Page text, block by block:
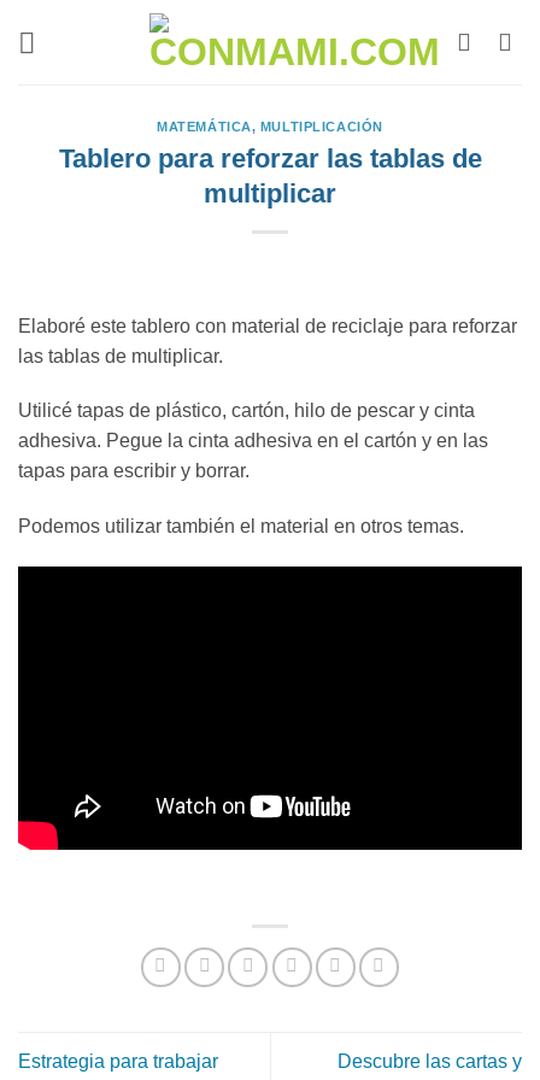
MATEMÁTICA, MULTIPLICACIÓN
Tablero para reforzar las tablas de
multiplicar
Elaboré este tablero con material de reciclaje para reforzar
las tablas de multiplicar.
Utilicé tapas de plástico, cartón, hilo de pescar y cinta
adhesiva. Pegue la cinta adhesiva en el cartón y en las
tapas para escribir y borrar.
Podemos utilizar también el material en otros temas.
Estrategia para trabajar Descubre las cartas y